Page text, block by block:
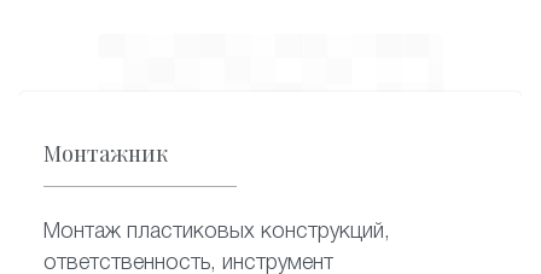
Монтажник
Монтаж пластиковых конструкций,
ответственность, инструмент